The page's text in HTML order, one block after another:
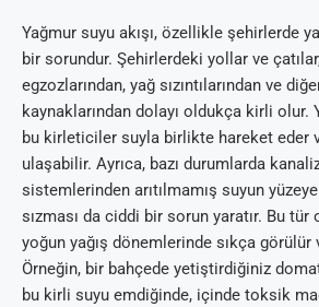
Yağmur suyu akışı, özellikle şehirlerde
bir sorundur. Şehirlerdeki yollar ve
egzozlarından, yağ sızıntılarından ve
kaynaklarından dolayı oldukça kirli olur.
bu kirleticiler suyla birlikte hareket eder
ulaşabilir. Ayrıca, bazı durumlarda
sistemlerinden arıtılmamış suyun
sızması da ciddi bir sorun yaratır. Bu
yoğun yağış dönemlerinde sıkça görülür
Örneğin, bir bahçede yetiştirdiğiniz
bu kirli suyu emdiğinde, içinde toksik